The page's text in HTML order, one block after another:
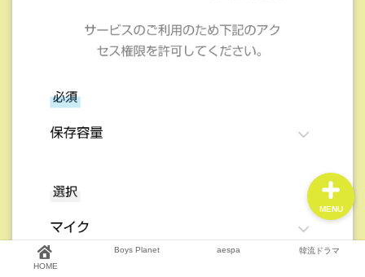
HOME
Boys Planet aespa 韓流ドラマ
MENU
Boys Planet